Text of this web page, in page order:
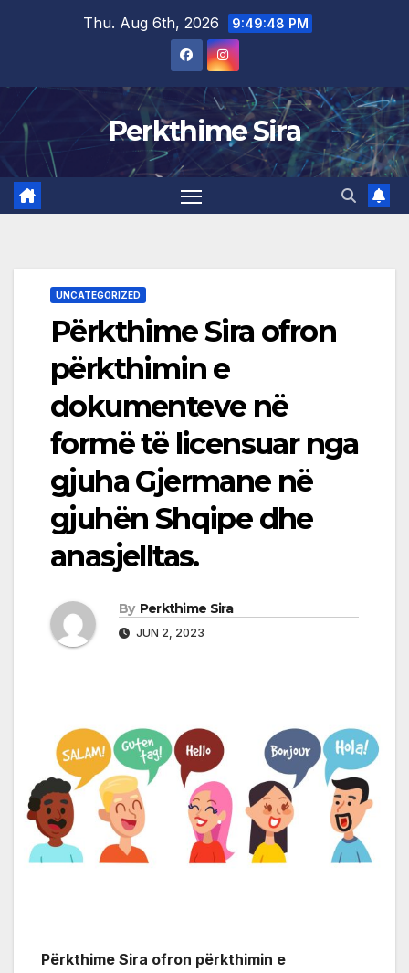
Thu. Aug 6th, 2026 9:49:48 PM
Perkthime Sira
UNCATEGORIZED
Përkthime Sira ofron
përkthimin e
dokumenteve në
formë të licensuar nga
gjuha Gjermane në
gjuhën Shqipe dhe
anasjelltas.
By Perkthime Sira
JUN 2, 2023
Përkthime Sira ofron përkthimin e